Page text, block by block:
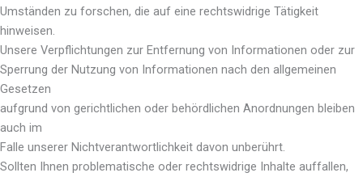
Umständen zu forschen, die auf eine rechtswidrige Tätigkeit
hinweisen.
Unsere Verpflichtungen zur Entfernung von Informationen oder zur
Sperrung der Nutzung von Informationen nach den allgemeinen
Gesetzen
aufgrund von gerichtlichen oder behördlichen Anordnungen bleiben
auch im
Falle unserer Nichtverantwortlichkeit davon unberührt.
Sollten Ihnen problematische oder rechtswidrige Inhalte auffallen,